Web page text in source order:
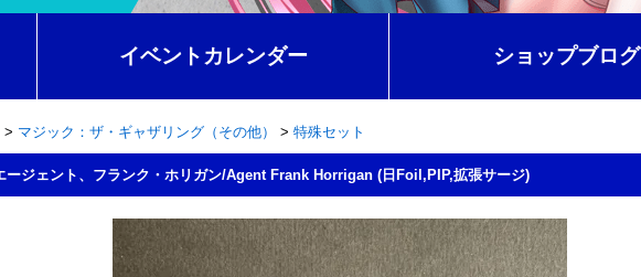
イベントカレンダー ショップブログ
> マジック：ザ・ギャザリング（その他） > 特殊セット
ージェント、フランク・ホリガン/Agent Frank Horrigan (日Foil,PIP,拡張サージ)